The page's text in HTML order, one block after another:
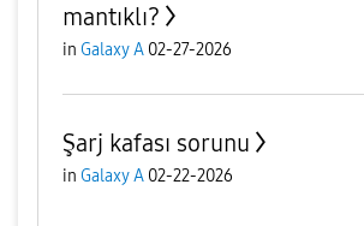
mantıklı?
in Galaxy A 02-27-2026
Şarj kafası sorunu
in Galaxy A 02-22-2026